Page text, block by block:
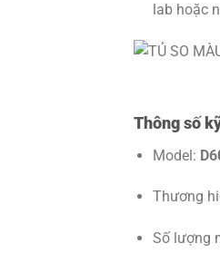
lab hoặc
Thông số
Model:
Thương
Số lượng